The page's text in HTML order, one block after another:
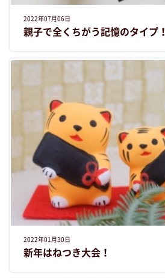
2022年07月06日
親子で全くちがう記憶のタイプ！
2022年01月30日
新年はねつき大会！